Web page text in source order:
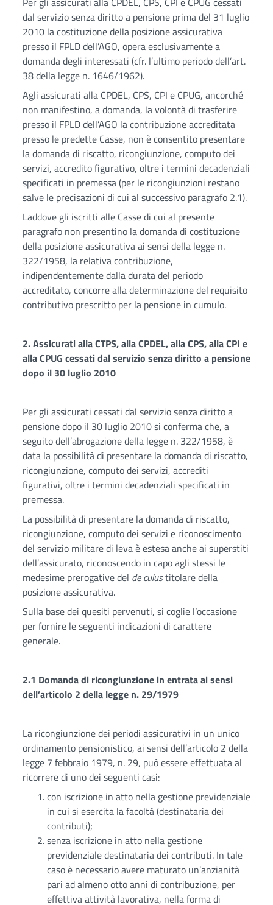
dal servizio senza diritto a pensione prima del 31 luglio
2010 la costituzione della posizione assicurativa
presso il FPLD dell’AGO, opera esclusivamente a
domanda degli interessati (cfr. l’ultimo periodo dell’art.
38 della legge n. 1646/1962).
Agli assicurati alla CPDEL, CPS, CPI e CPUG, ancorché
non manifestino, a domanda, la volontà di trasferire
presso il FPLD dell’AGO la contribuzione accreditata
presso le predette Casse, non è consentito presentare
la domanda di riscatto, ricongiunzione, computo dei
servizi, accredito figurativo, oltre i termini decadenziali
specificati in premessa (per le ricongiunzioni restano
salve le precisazioni di cui al successivo paragrafo 2.1).
Laddove gli iscritti alle Casse di cui al presente
paragrafo non presentino la domanda di costituzione
della posizione assicurativa ai sensi della legge n.
322/1958, la relativa contribuzione,
indipendentemente dalla durata del periodo
accreditato, concorre alla determinazione del requisito
contributivo prescritto per la pensione in cumulo.
2. Assicurati alla CTPS, alla CPDEL, alla CPS, alla CPI e
alla CPUG cessati dal servizio senza diritto a pensione
dopo il 30 luglio 2010
Per gli assicurati cessati dal servizio senza diritto a
pensione dopo il 30 luglio 2010 si conferma che, a
seguito dell’abrogazione della legge n. 322/1958, è
data la possibilità di presentare la domanda di riscatto,
ricongiunzione, computo dei servizi, accrediti
figurativi, oltre i termini decadenziali specificati in
premessa.
La possibilità di presentare la domanda di riscatto,
ricongiunzione, computo dei servizi e riconoscimento
del servizio militare di leva è estesa anche ai superstiti
dell’assicurato, riconoscendo in capo agli stessi le
medesime prerogative del de cuiustitolare della
posizione assicurativa.
Sulla base dei quesiti pervenuti, si coglie l’occasione
per fornire le seguenti indicazioni di carattere
generale.
2.1 Domanda di ricongiunzione in entrata ai sensi
dell’articolo 2 della legge n. 29/1979
La ricongiunzione dei periodi assicurativi in un unico
ordinamento pensionistico, ai sensi dell’articolo 2 della
legge 7 febbraio 1979, n. 29, può essere effettuata al
ricorrere di uno dei seguenti casi:
con iscrizione in atto nella gestione previdenziale
in cui si esercita la facoltà (destinataria dei
contributi);
senza iscrizione in atto nella gestione
previdenziale destinataria dei contributi. In tale
caso è necessario avere maturato un’anzianità
pari ad almeno otto anni di contribuzione, per
effettiva attività lavorativa, nella forma di